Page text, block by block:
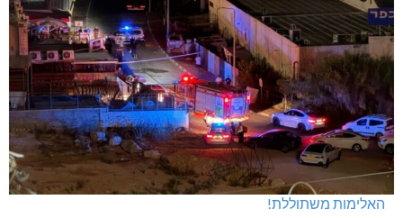
האלימות משתוללת!